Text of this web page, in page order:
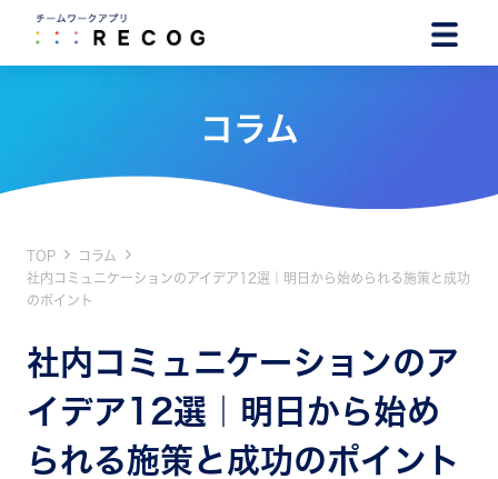
コラム
TOP
コラム
社内コミュニケーションのアイデア12選｜明日から始められる施策と成功
のポイント
社内コミュニケーションのア
イデア12選｜明日から始め
られる施策と成功のポイント